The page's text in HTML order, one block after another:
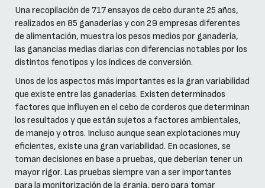
Una recopilación de 717 ensayos de cebo durante 25 años,
realizados en 85 ganaderías y con 29 empresas diferentes
de alimentación, muestra los pesos medios por ganadería,
las ganancias medias diarias con diferencias notables por los
distintos fenotipos y los índices de conversión.
Unos de los aspectos más importantes es la gran variabilidad
que existe entre las ganaderías. Existen determinados
factores que influyen en el cebo de corderos que determinan
los resultados y que están sujetos a factores ambientales,
de manejo y otros. Incluso aunque sean explotaciones muy
eficientes, existe una gran variabilidad. En ocasiones, se
toman decisiones en base a pruebas, que deberían tener un
mayor rigor. Las pruebas siempre van a ser importantes
para la monitorización de la granja, pero para tomar